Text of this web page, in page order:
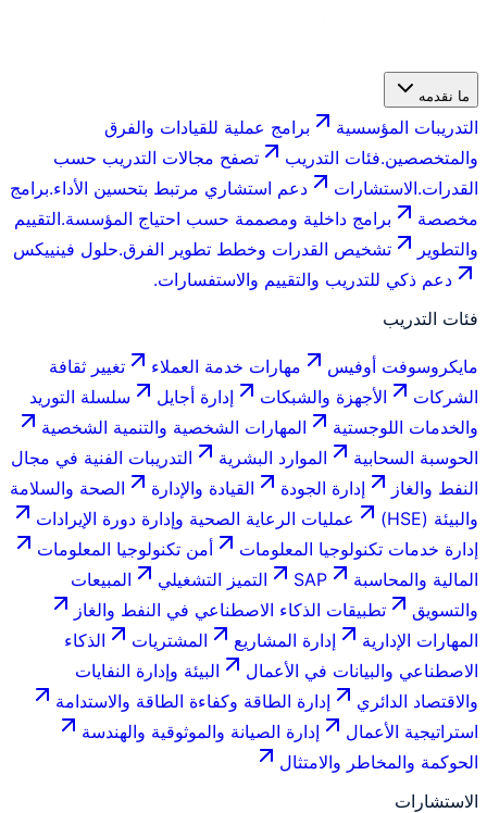
ما نقدمه
التدريبات المؤسسية
برامج عملية للقيادات والفرق
والمتخصصين.فئات التدريب
تصفح مجالات التدريب حسب
القدرات.الاستشارات دعم استشاري مرتبط بتحسين الأداء.برامج
مخصصة
برامج داخلية ومصممة حسب احتياج المؤسسة.التقييم
والتطوير
تشخيص القدرات وخطط تطوير الفرق.حلول فينييكس
دعم ذكي للتدريب والتقييم والاستفسارات.
فئات التدريب
مايكروسوفت أوفيس مهارات خدمة العملاء
تغيير ثقافة
الشركات
الأجهزة والشبكات إدارة أجايل
سلسلة التوريد
والخدمات اللوجستية
المهارات الشخصية والتنمية الشخصية
الحوسبة السحابية
الموارد البشرية
التدريبات الفنية في مجال
النفط والغاز
إدارة الجودة القيادة والإدارة
الصحة والسلامة
والبيئة (HSE)
عمليات الرعاية الصحية وإدارة دورة الإيرادات
إدارة خدمات تكنولوجيا المعلومات
أمن تكنولوجيا المعلومات
المالية والمحاسبة
SAP التميز التشغيلي
المبيعات
والتسويق
تطبيقات الذكاء الاصطناعي في النفط والغاز
المهارات الإدارية
إدارة المشاريع المشتريات
الذكاء
الاصطناعي والبيانات في الأعمال
البيئة وإدارة النفايات
والاقتصاد الدائري
إدارة الطاقة وكفاءة الطاقة والاستدامة
استراتيجية الأعمال
إدارة الصيانة والموثوقية والهندسة
الحوكمة والمخاطر والامتثال
الاستشارات